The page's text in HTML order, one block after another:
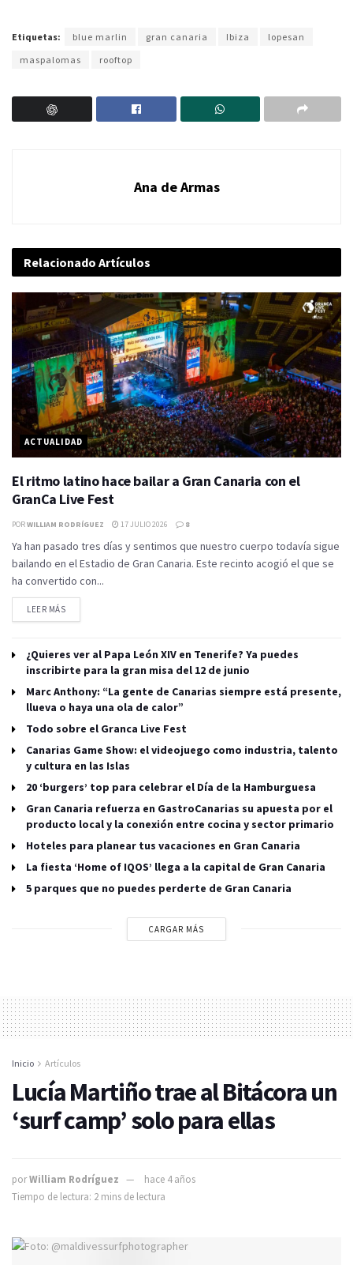
Etiquetas: blue marlin gran canaria Ibiza
lopesan
maspalomas
rooftop
Ana de Armas
Relacionado Artículos
ACTUALIDAD
El ritmo latino hace bailar a Gran Canaria con el
GranCa Live Fest
PORWILLIAM RODRÍGUEZ 17 JULIO 2026 8
Ya han pasado tres días y sentimos que nuestro cuerpo todavía sigue
bailando en el Estadio de Gran Canaria. Este recinto acogió el que se
ha convertido con...
LEER MÁS
¿Quieres ver al Papa León XIV en Tenerife? Ya puedes
inscribirte para la gran misa del 12 de junio
Marc Anthony: “La gente de Canarias siempre está presente,
llueva o haya una ola de calor”
Todo sobre el Granca Live Fest
Canarias Game Show: el videojuego como industria, talento
y cultura en las Islas
20 ‘burgers’ top para celebrar el Día de la Hamburguesa
Gran Canaria refuerza en GastroCanarias su apuesta por el
producto local y la conexión entre cocina y sector primario
Hoteles para planear tus vacaciones en Gran Canaria
La fiesta ‘Home of IQOS’ llega a la capital de Gran Canaria
5 parques que no puedes perderte de Gran Canaria
CARGAR MÁS
Inicio Artículos
Lucía Martiño trae al Bitácora un
‘surf camp’ solo para ellas
porWilliam Rodríguez
hace 4 años
Tiempo de lectura: 2 mins de lectura